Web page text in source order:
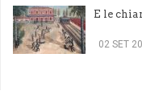
E le
02 SET